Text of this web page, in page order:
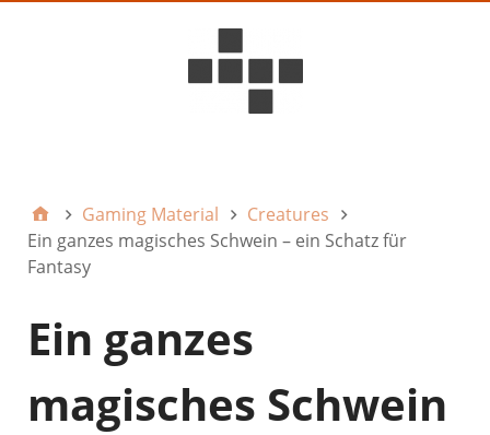
Gaming Material
Creatures
Ein ganzes magisches Schwein – ein Schatz für
Fantasy
Ein ganzes
magisches Schwein